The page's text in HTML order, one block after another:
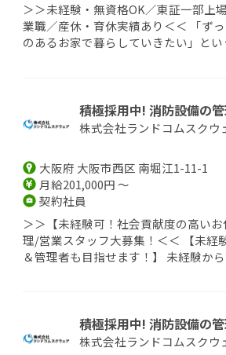
＞＞未経験・無資格OK／東証一部上
業職／産休・育休実績あり＜＜ 「ず
のあるお家で暮らしていきたい」とい
積極採用中! 消防設備の
株式会社ランドコムスクウ
大阪府 大阪市西区 南堀江1-11-1
月給201,000円 ～
契約社員
＞＞【未経験可！社会貢献度の高い
理/営業スタッフ大募集！＜＜ 【未経
＆管理者も目指せます！】 未経験か
積極採用中! 消防設備の
株式会社ランドコムスクウ